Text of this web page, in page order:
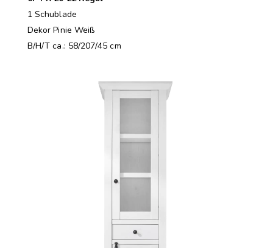
1 Schublade
Dekor Pinie Weiß
B/H/T ca.: 58/207/45 cm